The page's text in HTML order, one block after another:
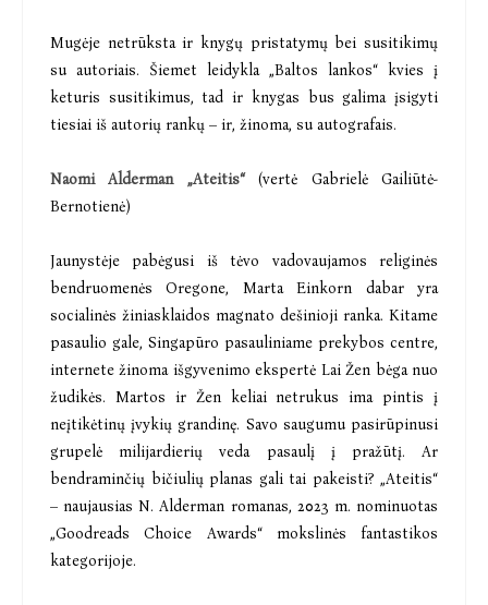
Mugėje netrūksta ir knygų pristatymų bei susitikimų
su autoriais. Šiemet leidykla „Baltos lankos“ kvies į
keturis susitikimus, tad ir knygas bus galima įsigyti
tiesiai iš autorių rankų – ir, žinoma, su autografais.
Naomi Alderman „Ateitis“(vertė Gabrielė Gailiūtė-
Bernotienė)
Jaunystėje pabėgusi iš tėvo vadovaujamos religinės
bendruomenės Oregone, Marta Einkorn dabar yra
socialinės žiniasklaidos magnato dešinioji ranka. Kitame
pasaulio gale, Singapūro pasauliniame prekybos centre,
internete žinoma išgyvenimo ekspertė Lai Žen bėga nuo
žudikės. Martos ir Žen keliai netrukus ima pintis į
neįtikėtinų įvykių grandinę. Savo saugumu pasirūpinusi
grupelė milijardierių veda pasaulį į pražūtį. Ar
bendraminčių bičiulių planas gali tai pakeisti? „Ateitis“
– naujausias N. Alderman romanas, 2023 m. nominuotas
„Goodreads Choice Awards“ mokslinės fantastikos
kategorijoje.